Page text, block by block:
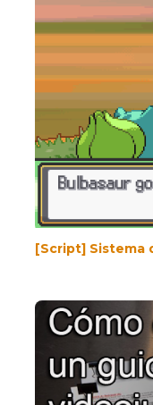
[Script] Sistema